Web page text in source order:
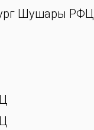
Шушары РФЦ